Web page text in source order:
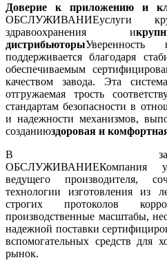
Доверие к приложению и
ОБСЛУЖИВАНИЕуслуги
здравоохранения и
дистрибьюторы
поддерживается благодаря
обеспечиваемым
качеством завода. Эта
отгружаемая трость
стандартам безопасности в
и надежности механизмов,
созданиюздоровая и
В
ОБСЛУЖИВАНИЕКомпания
ведущего производителя,
технологии изготовления из
строгих протоколов
производственные масштабы,
надежной поставки
вспомогательных средств для
рынок.